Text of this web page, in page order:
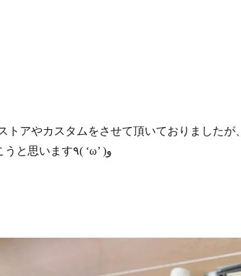
アやカスタムをさせて頂いておりました
れるようになりましたので、定期的に記事もアップしていこうと思います٩( ‘ω’ )و